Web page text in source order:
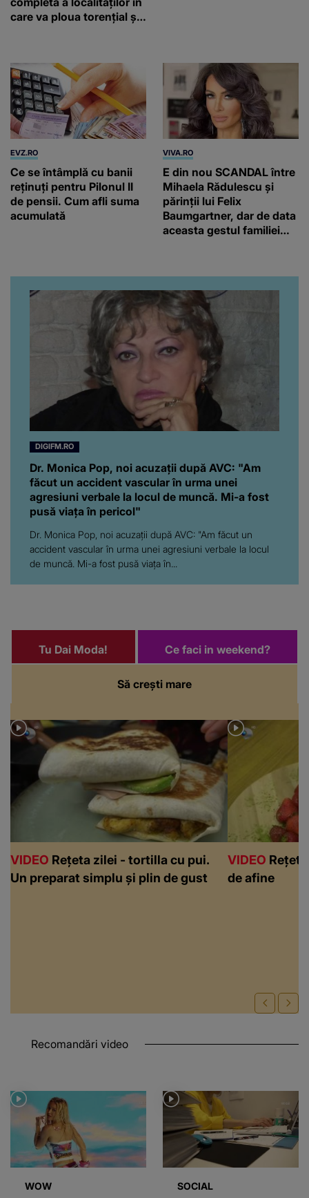
care va ploua torențial și
EVZ.RO
Ce se întâmplă cu banii
reținuți pentru Pilonul II
de pensii. Cum afli suma
acumulată
VIVA.RO
E din nou SCANDAL între
Mihaela Rădulescu și
părinții lui Felix
Baumgartner, dar de data
aceasta gestul familiei
noastră! Fostei
prezentatoare nici că-i
vine să creadă că s-a
ajuns până aici, dar e
adevărat, au făcut-o și pe
asta! Și ce a ieșit la iveală
ar fi prea mult pentru
oricine: "Cu… mine, fata
româncă...”
DIGIFM.RO
Dr. Monica Pop, noi acuzații după AVC: "Am
făcut un accident vascular în urma unei
agresiuni verbale la locul de muncă. Mi-a fost
pusă viața în pericol"
Dr. Monica Pop, noi acuzații după AVC: "Am făcut un
accident vascular în urma unei agresiuni verbale la locul
de muncă. Mi-a fost pusă viața în...
Să crești mare
Tu Dai Moda! Ce faci in weekend?
VIDEO Rețeta zilei - tortilla cu pui.
Un preparat simplu și plin de gust
VIDEO
de afine
Recomandări video
WOW SOCIAL